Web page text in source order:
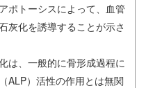
ポトーシスによって、血管
灰化を誘導することが示さ
は、一般的に骨形成過程に
ALP）活性の作用とは無関